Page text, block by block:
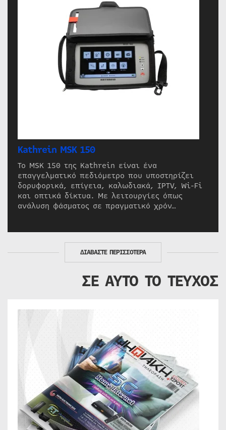
Kathrein MSK 150
Το MSK 150 της Kathrein είναι ένα
επαγγελματικό πεδιόμετρο που υποστηρίζει
δορυφορικά, επίγεια, καλωδιακά, IPTV, Wi-Fi
και οπτικά δίκτυα. Με λειτουργίες όπως
ανάλυση φάσματος σε πραγματικό χρόν…
ΔΙΑΒΑΣΤΕ ΠΕΡΙΣΣΟΤΕΡΑ
ΣΕ ΑΥΤΟ ΤΟ ΤΕΥΧΟΣ